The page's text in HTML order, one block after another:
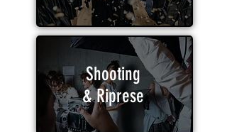
Ceremonia di laurea
Shooting
& Riprese